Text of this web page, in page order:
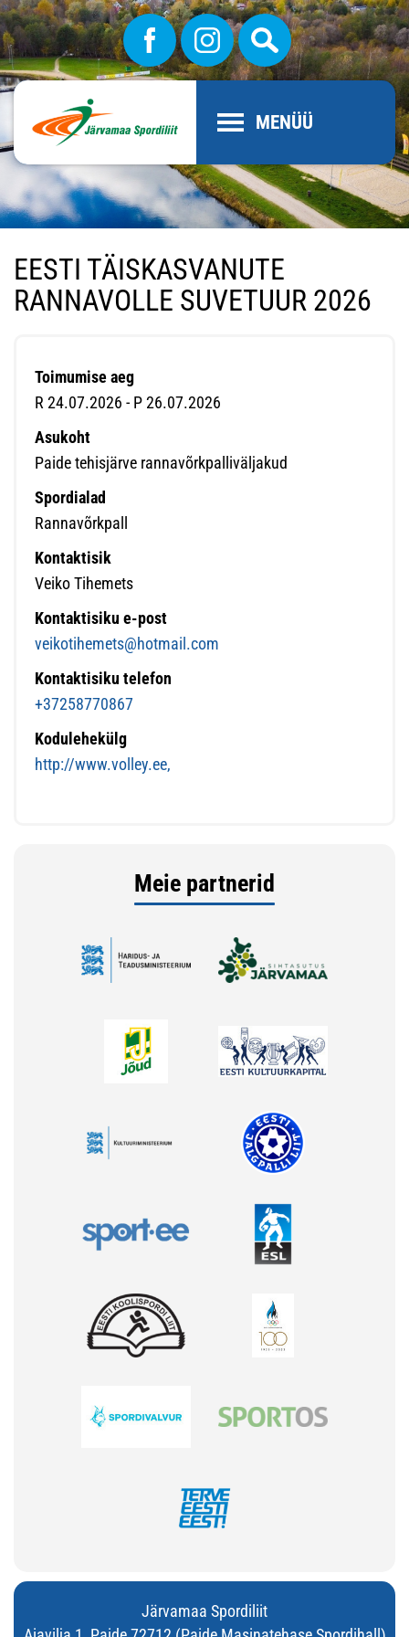
MENÜÜ
EESTI TÄISKASVANUTE
RANNAVOLLE SUVETUUR 2026
Toimumise aeg
R 24.07.2026 - P 26.07.2026
Asukoht
Paide tehisjärve rannavõrkpalliväljakud
Spordialad
Rannavõrkpall
Kontaktisik
Veiko Tihemets
Kontaktisiku e-post
veikotihemets@hotmail.com
Kontaktisiku telefon
+37258770867
Kodulehekülg
http://www.volley.ee,
Meie partnerid
Järvamaa Spordiliit